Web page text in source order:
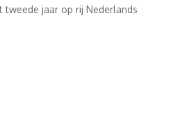
jaar op rij Nederlands